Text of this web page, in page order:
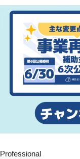
Professional